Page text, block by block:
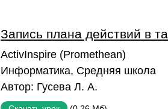
Запись плана действий в
ActivInspire (Promethean)
Информатика, Средняя школа
Автор: Гусева Л. А.